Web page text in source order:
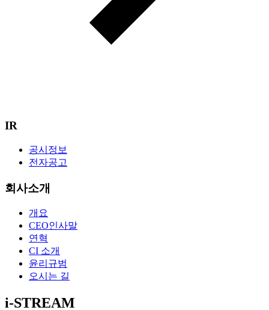
IR
공시정보
전자공고
회사소개
개요
CEO인사말
연혁
CI 소개
윤리규범
오시는 길
i-STREAM